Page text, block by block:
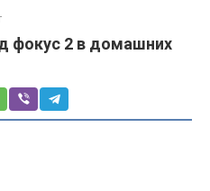
фокус 2 в домашних